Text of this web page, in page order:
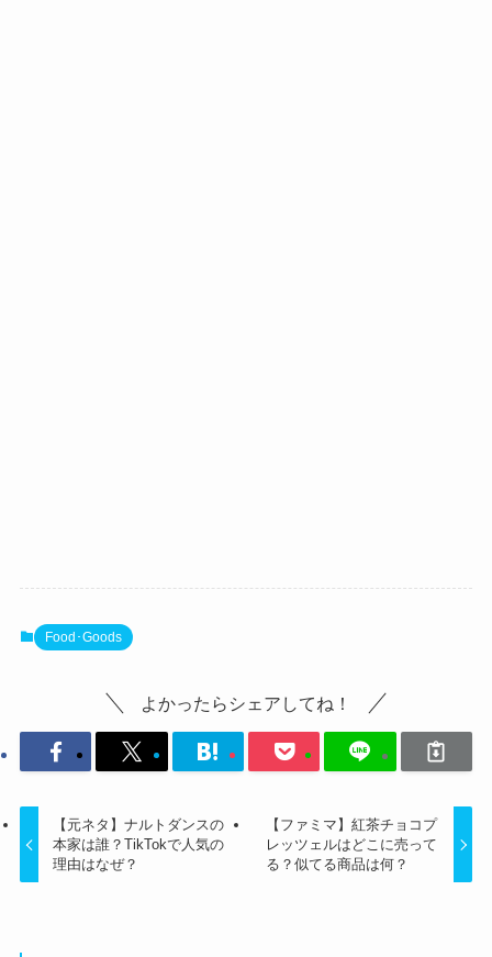
Food･Goods
よかったらシェアしてね！
【元ネタ】ナルトダンスの
本家は誰？TikTokで人気の
理由はなぜ？
【ファミマ】紅茶チョコプ
レッツェルはどこに売って
る？似てる商品は何？